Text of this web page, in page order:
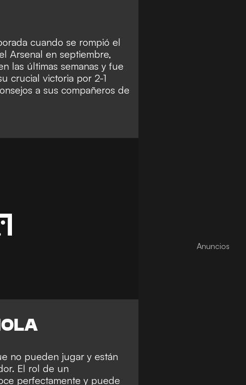
cuando se rompió el
Arsenal en septiembre,
las últimas semanas y fue
crucial victoria por 2-1
a sus compañeros de
no pueden jugar y están
El rol de un
perfectamente y puede